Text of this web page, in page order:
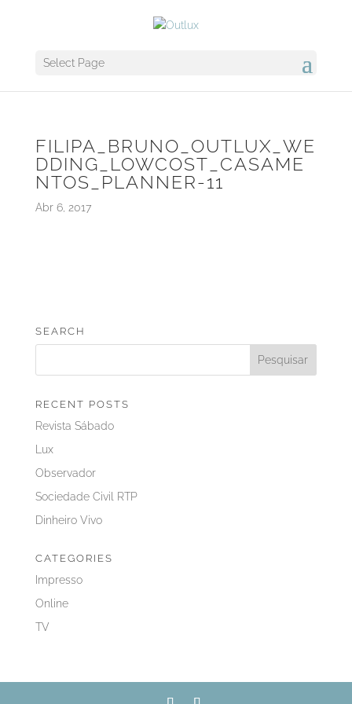
Select Page
FILIPA_BRUNO_OUTLUX_WE
DDING_LOWCOST_CASAME
NTOS_PLANNER-11
Abr 6, 2017
SEARCH
RECENT POSTS
Revista Sábado
Lux
Observador
Sociedade Civil RTP
Dinheiro Vivo
CATEGORIES
Impresso
Online
TV